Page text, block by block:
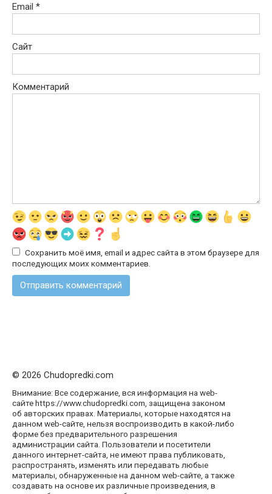
Email *
Сайт
Комментарий
Сохранить моё имя, email и адрес сайта в этом браузере для
последующих моих комментариев.
© 2026 Chudopredki.com
Внимание: Все содержание, вся информация на web-
сайте https://www.chudopredki.com, защищена законом
об авторских правах. Материалы, которые находятся на
данном web-сайте, нельзя воспроизводить в какой-либо
форме без предварительного разрешения
администрации сайта. Пользователи и посетители
данного интернет-сайта, не имеют права публиковать,
распространять, изменять или передавать любые
материалы, обнаруженные на данном web-сайте, а также
создавать на основе их различные произведения, в